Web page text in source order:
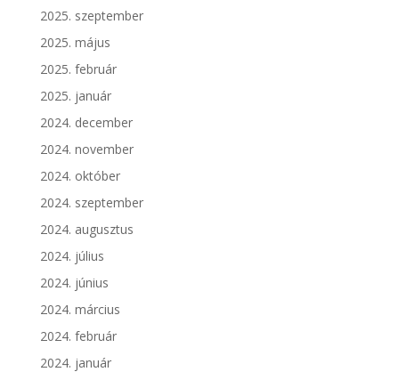
2025. szeptember
2025. május
2025. február
2025. január
2024. december
2024. november
2024. október
2024. szeptember
2024. augusztus
2024. július
2024. június
2024. március
2024. február
2024. január